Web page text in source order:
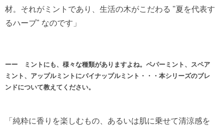
材。それがミントであり、生活の木がこだわる "夏を代表す
るハーブ" なのです」
ーー ミントにも、様々な種類がありますよね。ペパーミント、スペア
ミント、アップルミントにパイナップルミント・・・本シリーズのブレ
ンドについて教えてください。
「純粋に香りを楽しむもの、あるいは肌に乗せて清涼感を